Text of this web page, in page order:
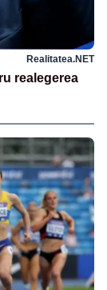
Realitatea.NET
realegerea